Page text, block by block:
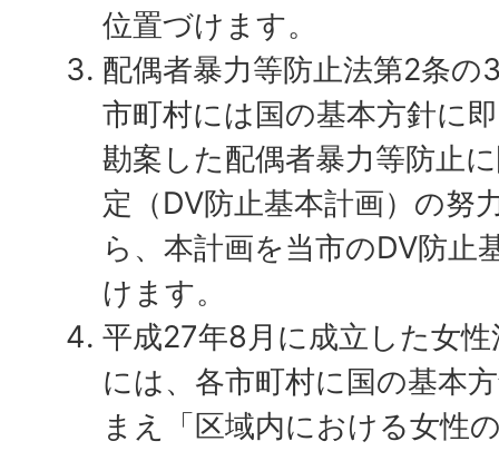
位置づけます。
配偶者暴力等防止法第2条
市町村には国の基本方針に
勘案した配偶者暴力等防止
定（DV防止基本計画）の努
ら、本計画を当市のDV防止
けます。
平成27年8月に成立した女
には、各市町村に国の基本
まえ「区域内における女性